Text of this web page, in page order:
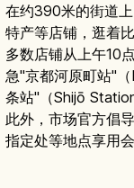
在约390米的街道
特产等店铺，逛着
多数店铺从上午10
急"京都河原町站"
条站"（Shijō
此外，市场官方倡
指定处等地点享用会